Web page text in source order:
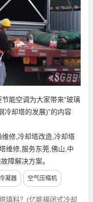
能空调为大家带来“玻璃
冷却塔的发展)”的内容
修,冷却塔改造,冷却塔
维修,服务东莞,佛山,中
障解决方案。
凝器 空气压缩机
填料？(亿能福闭式冷却